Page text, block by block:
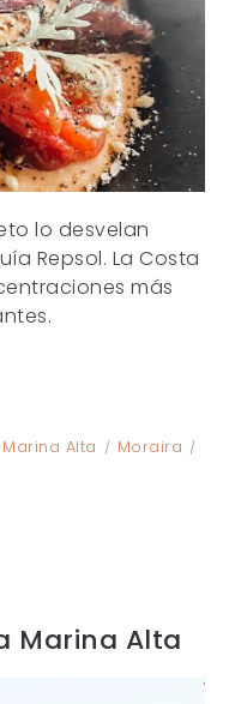
lo desvelan
Repsol. La Costa
más
Marina Alta
Moraira
Marina Alta